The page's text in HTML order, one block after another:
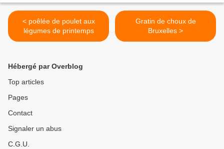
< poêlée de poulet aux
légumes de printemps
Gratin de choux de
Bruxelles >
Hébergé par Overblog
Top articles
Pages
Contact
Signaler un abus
C.G.U.